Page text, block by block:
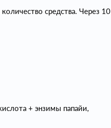
средства. Через 10
+ энзимы папайи,